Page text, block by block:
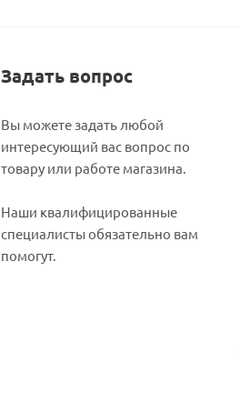
Задать вопрос
Вы можете задать любой
интересующий вас вопрос по
товару или работе магазина.
Наши квалифицированные
специалисты обязательно вам
помогут.